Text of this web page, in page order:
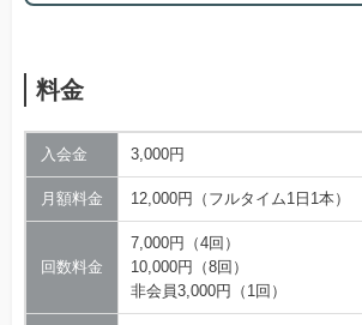
料金
入会金 3,000円
月額料金 12,000円（フルタイム1日1本）
回数料金
7,000円（4回）
10,000円（8回）
非会員3,000円（1回）